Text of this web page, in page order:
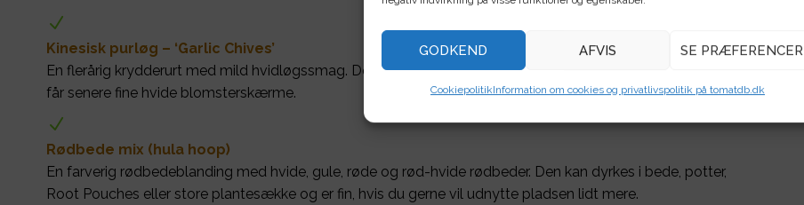
GODKEND AFVIS SE PRÆFERENCER
CookiepolitikInformation om cookies og privatlivspolitik på tomatdb.dk
N
Kinesisk purløg – ‘Garlic Chives’
En flerårig krydderurt med mild hvidløgssmag. Den kan dyrkes i bed eller krukker, bruges frisk i køkkenet og
får senere fine hvide blomsterskærme.
N
Rødbede mix (hula hoop)
En farverig rødbedeblanding med hvide, gule, røde og rød-hvide rødbeder. Den kan dyrkes i bede, potter,
Root Pouches eller store plantesække og er fin, hvis du gerne vil udnytte pladsen lidt mere.